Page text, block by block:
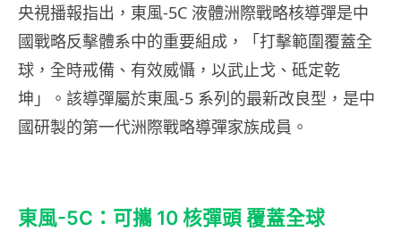
央視播報指出，東風-5C 液體洲際戰略核導彈是中
國戰略反擊體系中的重要組成，「打擊範圍覆蓋全
球，全時戒備、有效威懾，以武止戈、砥定乾
坤」。該導彈屬於東風-5 系列的最新改良型，是中
國研製的第一代洲際戰略導彈家族成員。
東風-5C：可攜 10 核彈頭 覆蓋全球